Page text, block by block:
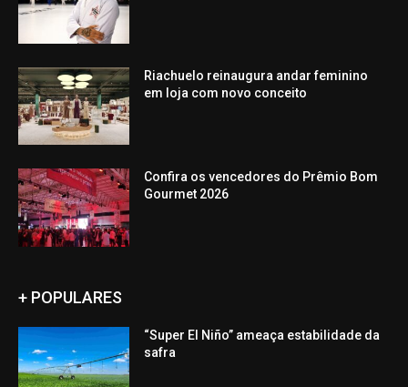
Riachuelo reinaugura andar feminino
em loja com novo conceito
Confira os vencedores do Prêmio Bom
Gourmet 2026
+ POPULARES
“Super El Niño” ameaça estabilidade da
safra